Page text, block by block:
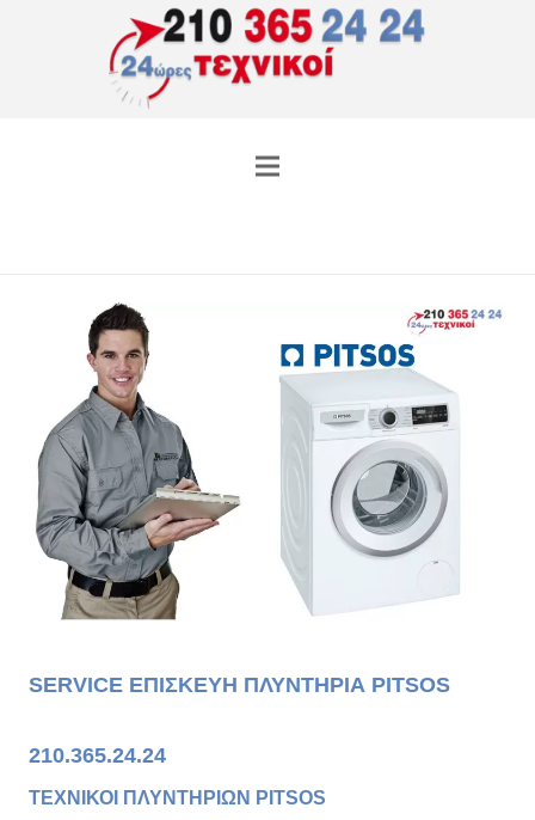
SERVICE ΕΠΙΣΚΕΥΗ ΠΛΥΝΤΗΡΙΑ PITSOS
210.365.24.24
ΤΕΧΝΙΚΟΙ ΠΛΥΝΤΗΡΙΩΝ PITSOS